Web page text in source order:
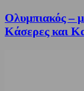
Ολυμπιακός –
Κάσερες και